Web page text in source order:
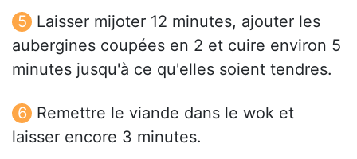
Laisser mijoter 12 minutes, ajouter les
aubergines coupées en 2 et cuire environ 5
minutes jusqu'à ce qu'elles soient tendres.
Remettre le viande dans le wok et
laisser encore 3 minutes.